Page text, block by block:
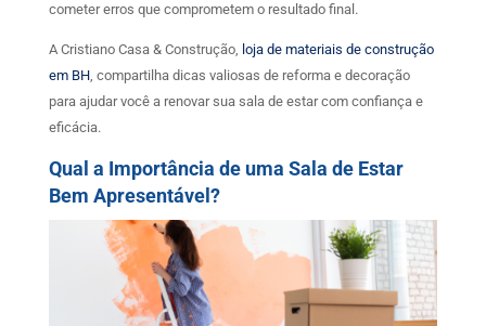
cometer erros que comprometem o resultado final.
A Cristiano Casa & Construção, loja de materiais de construção
em BH, compartilha dicas valiosas de reforma e decoração
para ajudar você a renovar sua sala de estar com confiança e
eficácia.
Qual a Importância de uma Sala de Estar
Bem Apresentável?